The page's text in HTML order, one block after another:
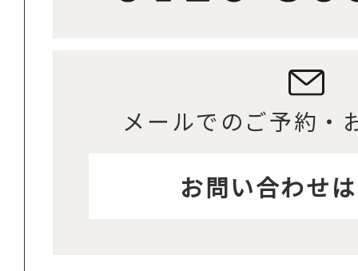
メールでのご予約・
お問い合わせ